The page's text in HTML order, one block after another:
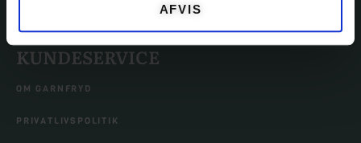
AFVIS
KUNDESERVICE
OM GARNFRYD
PRIVATLIVSPOLITIK